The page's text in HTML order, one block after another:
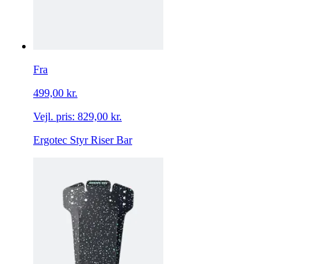
Fra
499,00 kr.
Vejl. pris: 829,00 kr.
Ergotec Styr Riser Bar